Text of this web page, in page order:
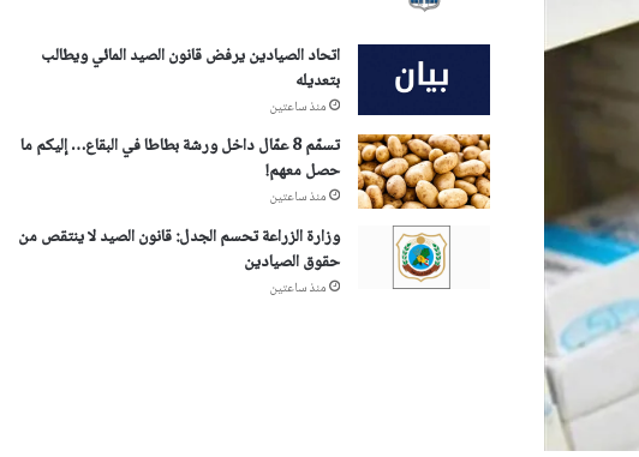
اتحاد الصيادين يرفض قانون الصيد المائي ويطالب
بتعديله
منذ ساعتين
تسمّم 8 عمّال داخل ورشة بطاطا في البقاع… إليكم ما
حصل معهم!
منذ ساعتين
وزارة الزراعة تحسم الجدل: قانون الصيد لا ينتقص من
حقوق الصيادين
منذ ساعتين